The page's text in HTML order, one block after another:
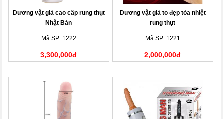
Dương vật giả cao cấp rung thụt
Nhật Bản
Mã SP: 1222
3,300,000đ
Dương vật giả to đẹp tỏa nhiệt
rung thụt
Mã SP: 1221
2,000,000đ